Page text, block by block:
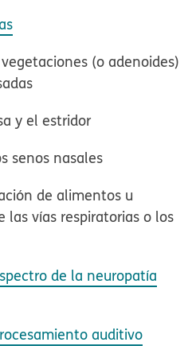
(o adenoides)
y el estridor
senos nasales
de alimentos u
las vías respiratorias o los
de la neuropatía
auditivo